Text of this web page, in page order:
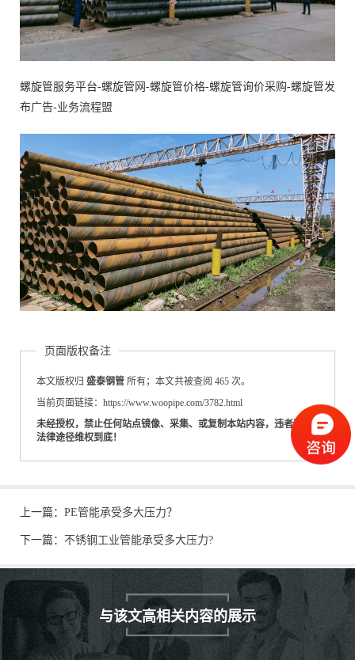
螺旋管服务平台-螺旋管网-螺旋管价格-螺旋管询价采购-螺旋管发
布广告-业务流程盟
页面版权备注
本文版权归 盛泰钢管 所有；本文共被查阅 465 次。
当前页面链接：https://www.woopipe.com/3782.html
未经授权，禁止任何站点镜像、采集、或复制本站内容，违者通过
法律途径维权到底！
上一篇： PE管能承受多大压力？
下一篇： 不锈钢工业管能承受多大压力?
与该文高相关内容的展示